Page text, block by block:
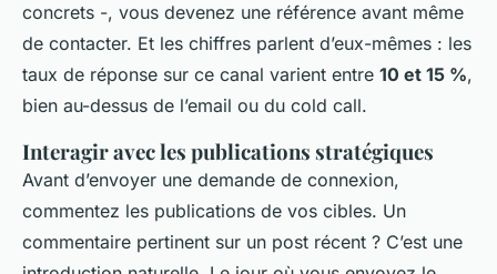
concrets -, vous devenez une référence avant même
de contacter. Et les chiffres parlent d’eux-mêmes : les
taux de réponse sur ce canal varient entre 10 et 15 %,
bien au-dessus de l’email ou du cold call.
Interagir avec les publications stratégiques
Avant d’envoyer une demande de connexion,
commentez les publications de vos cibles. Un
commentaire pertinent sur un post récent ? C’est une